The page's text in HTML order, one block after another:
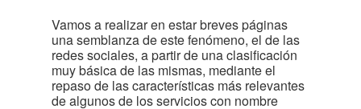
Vamos a realizar en estar breves páginas
una semblanza de este fenómeno, el de las
redes sociales, a partir de una clasificación
muy básica de las mismas, mediante el
repaso de las características más relevantes
de algunos de los servicios con nombre